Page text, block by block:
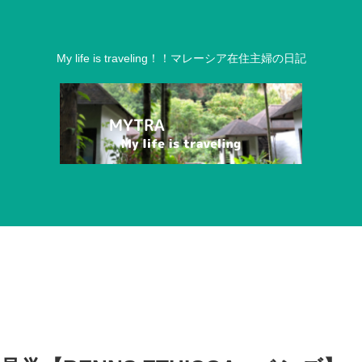
My life is traveling！！マレーシア在住主婦の日記